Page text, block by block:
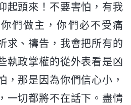
起頭來！不要害怕，有我
們做主，你們必不受痛
求、禱告，我會把所有的
執政掌權的從外表看是凶
，那是因為你們信心小，
一切都將不在話下。盡情